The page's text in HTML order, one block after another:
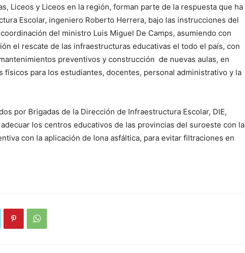
Liceos y Liceos en la región, forman parte de la respuesta que ha
Escolar, ingeniero Roberto Herrera, bajo las instrucciones del
del ministro Luis Miguel De Camps, asumiendo con
el rescate de las infraestructuras educativas el todo el país, con
preventivos y construcción de nuevas aulas, en
físicos para los estudiantes, docentes, personal administrativo y la
por Brigadas de la Dirección de Infraestructura Escolar, DIE,
los centros educativos de las provincias del suroeste con la
con la aplicación de lona asfáltica, para evitar filtraciones en